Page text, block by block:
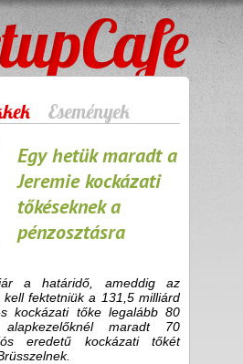
Események
Egy hetük maradt a
Jeremie kockázati
tőkéseknek a
pénzosztásra
a határidő, ameddig az
fektetniük a 131,5 milliárd
kockázati tőke legalább 80
maradt 70
eredetű kockázati tőkét